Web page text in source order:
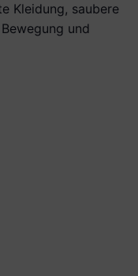
Kleidung, saubere
und